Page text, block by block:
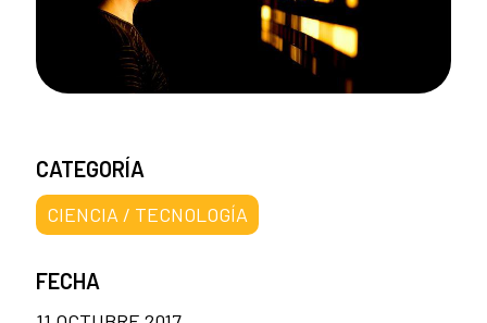
CATEGORÍA
CIENCIA / TECNOLOGÍA
FECHA